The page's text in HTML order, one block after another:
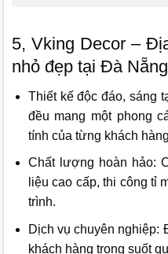
5, Vking Decor –
nhỏ đẹp tại Đà
Thiết kế độc đáo, sáng
đều mang một phong
tính của từng khách
Chất lượng hoàn hảo:
liệu cao cấp, thi công tỉ
trình.
Dịch vụ chuyên nghiệp:
khách hàng trong suốt